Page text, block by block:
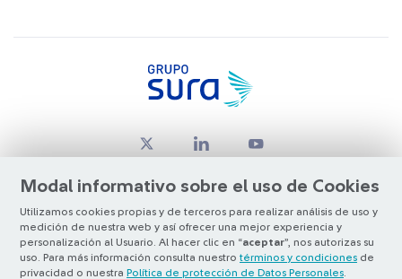
Modal informativo sobre el uso de Cookies
Utilizamos cookies propias y de terceros para realizar análisis de uso y
medición de nuestra web y así ofrecer una mejor experiencia y
personalización al Usuario. Al hacer clic en “aceptar”, nos autorizas su
uso. Para más información consulta nuestro términos y condiciones de
privacidad o nuestra Política de protección de Datos Personales
© Copyright Grupo SURA 2026